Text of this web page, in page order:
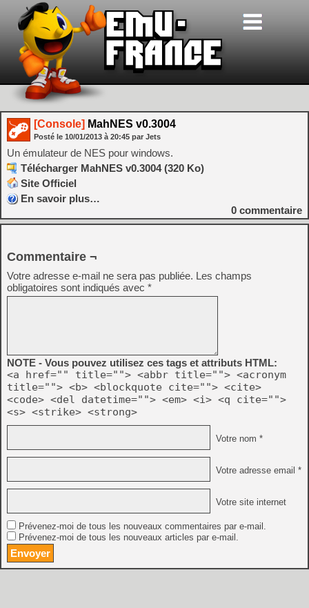
[Console] MahNES v0.3004
Posté le 10/01/2013 à 20:45 par Jets
Un émulateur de NES pour windows.
Télécharger MahNES v0.3004 (320 Ko)
Site Officiel
En savoir plus…
0 commentaire
Commentaire ¬
Votre adresse e-mail ne sera pas publiée. Les champs
obligatoires sont indiqués avec *
NOTE - Vous pouvez utilisez ces tags et attributs HTML:
<a href="" title=""> <abbr title=""> <acronym
title=""> <b> <blockquote cite=""> <cite>
<code> <del datetime=""> <em> <i> <q cite="">
<s> <strike> <strong>
Votre nom *
Votre adresse email *
Votre site internet
Prévenez-moi de tous les nouveaux commentaires par e-mail.
Prévenez-moi de tous les nouveaux articles par e-mail.